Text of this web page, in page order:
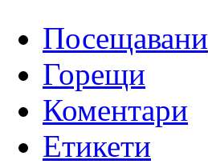
Посещавани
Горещи
Коментари
Етикети